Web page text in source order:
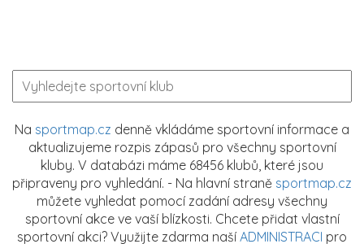
Na sportmap.cz denně vkládáme sportovní informace a
aktualizujeme rozpis zápasů pro všechny sportovní
kluby. V databázi máme 68456 klubů, které jsou
připraveny pro vyhledání. - Na hlavní straně sportmap.cz
můžete vyhledat pomocí zadání adresy všechny
sportovní akce ve vaší blízkosti. Chcete přidat vlastní
sportovní akci? Využijte zdarma naší ADMINISTRACI pro